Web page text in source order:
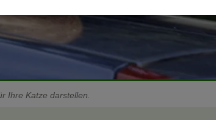
Ihre Katze darstellen.